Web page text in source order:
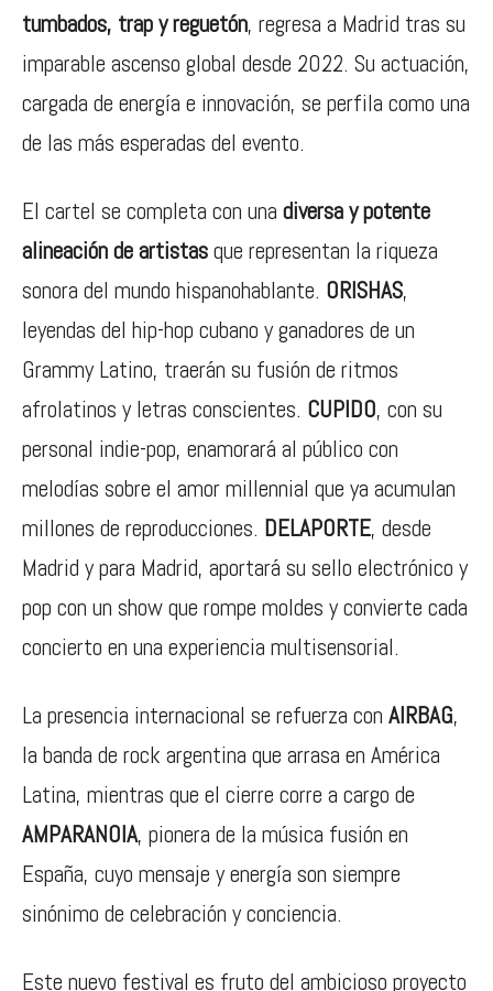
tumbados, trap y reguetón, regresa a Madrid tras su
imparable ascenso global desde 2022. Su actuación,
cargada de energía e innovación, se perfila como una
de las más esperadas del evento.
El cartel se completa con una diversa y potente
alineación de artistasque representan la riqueza
sonora del mundo hispanohablante. ORISHAS,
leyendas del hip-hop cubano y ganadores de un
Grammy Latino, traerán su fusión de ritmos
afrolatinos y letras conscientes. CUPIDO, con su
personal indie-pop, enamorará al público con
melodías sobre el amor millennial que ya acumulan
millones de reproducciones. DELAPORTE, desde
Madrid y para Madrid, aportará su sello electrónico y
pop con un show que rompe moldes y convierte cada
concierto en una experiencia multisensorial.
La presencia internacional se refuerza con AIRBAG,
la banda de rock argentina que arrasa en América
Latina, mientras que el cierre corre a cargo de
AMPARANOIA, pionera de la música fusión en
España, cuyo mensaje y energía son siempre
sinónimo de celebración y conciencia.
Este nuevo festival es fruto del ambicioso proyecto